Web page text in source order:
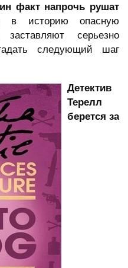
факт напрочь рушат
в историю опасную
серьезно
следующий шаг
Детектив
Терелл
берется за